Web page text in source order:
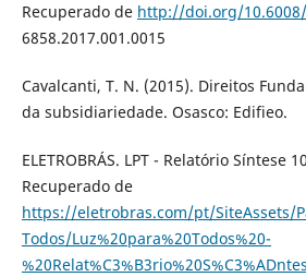
Recuperado de http://doi.org/10.6008/
6858.2017.001.0015
Cavalcanti, T. N. (2015). Direitos
da subsidiariedade. Osasco: Edifieo.
ELETROBRÁS. LPT - Relatório Síntese
Recuperado de
https://eletrobras.com/pt/SiteAssets/
Todos/Luz%20para%20Todos%20-